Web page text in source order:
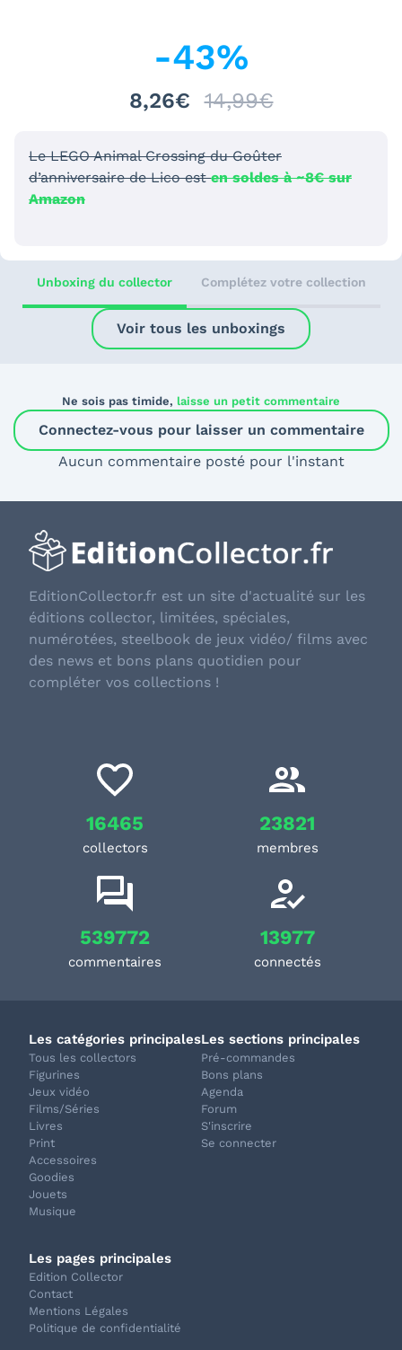
-43%
8,26€ 14,99€
Le LEGO Animal Crossing du Goûter
d’anniversaire de Lico esten soldes à ~8€ sur
Amazon
Unboxing du collector Complétez votre collection
Voir tous les unboxings
Ne sois pas timide, laisse un petit commentaire
Connectez-vous pour laisser un commentaire
Aucun commentaire posté pour l'instant
EditionCollector.fr est un site d'actualité sur les
éditions collector, limitées, spéciales,
numérotées, steelbook de jeux vidéo/ films avec
des news et bons plans quotidien pour
compléter vos collections !
16465
collectors
23821
membres
539772
commentaires
13977
connectés
Les catégories principales
Tous les collectors
Figurines
Jeux vidéo
Films/Séries
Livres
Print
Accessoires
Goodies
Jouets
Musique
Les sections principales
Pré-commandes
Bons plans
Agenda
Forum
S'inscrire
Se connecter
Les pages principales
Edition Collector
Contact
Mentions Légales
Politique de confidentialité